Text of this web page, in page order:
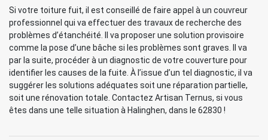
Si votre toiture fuit, il est conseillé de faire appel à un couvreur
professionnel qui va effectuer des travaux de recherche des
problèmes d’étanchéité. Il va proposer une solution provisoire
comme la pose d’une bâche si les problèmes sont graves. Il va
par la suite, procéder à un diagnostic de votre couverture pour
identifier les causes de la fuite. À l’issue d’un tel diagnostic, il va
suggérer les solutions adéquates soit une réparation partielle,
soit une rénovation totale. Contactez Artisan Ternus, si vous
êtes dans une telle situation à Halinghen, dans le 62830 !